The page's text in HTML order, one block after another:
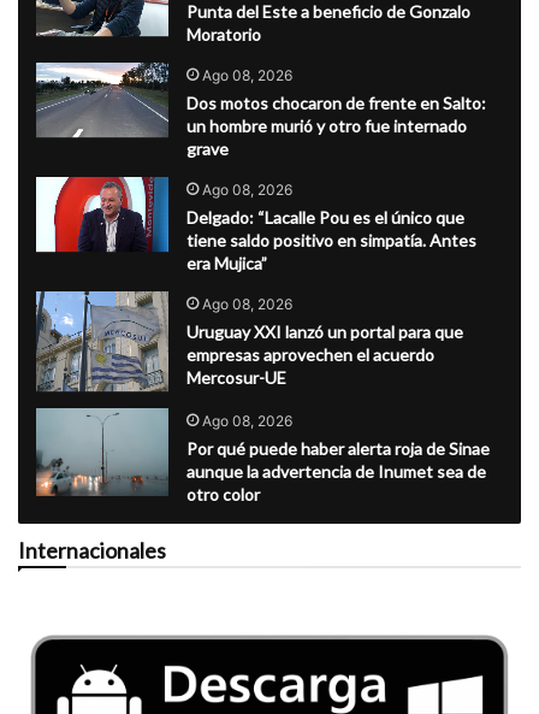
Punta del Este a beneficio de Gonzalo
Moratorio
Ago 08, 2026
Dos motos chocaron de frente en Salto:
un hombre murió y otro fue internado
grave
Ago 08, 2026
Delgado: “Lacalle Pou es el único que
tiene saldo positivo en simpatía. Antes
era Mujica”
Ago 08, 2026
Uruguay XXI lanzó un portal para que
empresas aprovechen el acuerdo
Mercosur-UE
Ago 08, 2026
Por qué puede haber alerta roja de Sinae
aunque la advertencia de Inumet sea de
otro color
Internacionales